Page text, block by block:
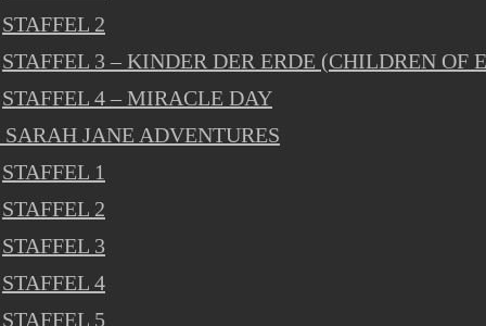
STAFFEL 2
STAFFEL 3 – KINDER DER ERDE (CHILDREN OF
STAFFEL 4 – MIRACLE DAY
SARAH JANE ADVENTURES
STAFFEL 1
STAFFEL 2
STAFFEL 3
STAFFEL 4
STAFFEL 5